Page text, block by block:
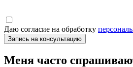
Даю согласие на обработку
Меня часто